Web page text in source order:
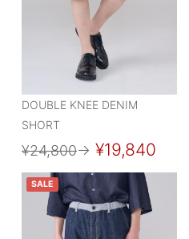
DOUBLE KNEE DENIM
SHORT
¥24,800→ ¥19,840
SALE